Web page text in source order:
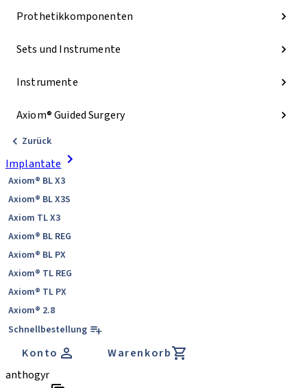
Prothetikkomponenten
Sets und Instrumente
Instrumente
Axiom® Guided Surgery
Zurück
Implantate
Axiom® BL X3
Axiom® BL X3S
Axiom TL X3
Axiom® BL REG
Axiom® BL PX
Axiom® TL REG
Axiom® TL PX
Axiom® 2.8
Schnellbestellung
Konto
Warenkorb
anthogyr